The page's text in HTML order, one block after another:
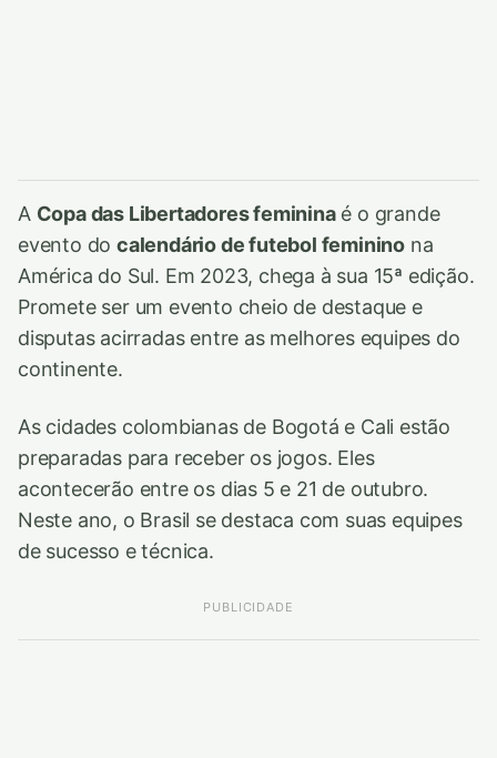
A Copa das Libertadores femininaé o grande
evento docalendário de futebol feminino na
América do Sul. Em 2023, chega à sua 15ª edição.
Promete ser um evento cheio de destaque e
disputas acirradas entre as melhores equipes do
continente.
As cidades colombianas de Bogotá e Cali estão
preparadas para receber os jogos. Eles
acontecerão entre os dias 5 e 21 de outubro.
Neste ano, o Brasil se destaca com suas equipes
de sucesso e técnica.
PUBLICIDADE